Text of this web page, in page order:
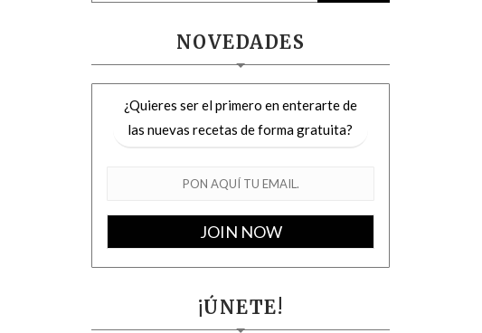
NOVEDADES
¿Quieres ser el primero en enterarte de
las nuevas recetas de forma gratuita?
¡ÚNETE!